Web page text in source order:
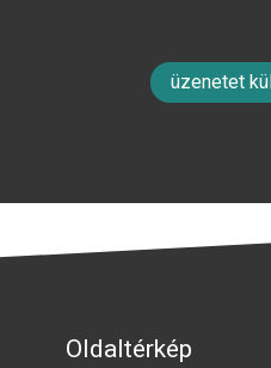
üzenetet
Oldaltérkép